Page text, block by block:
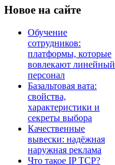
Новое на сайте
Обучение
сотрудников:
платформы, которые
вовлекают линейный
персонал
Базальтовая вата:
свойства,
характеристики и
секреты выбора
Качественные
вывески: надёжная
наружная реклама
Что такое IP TCP?